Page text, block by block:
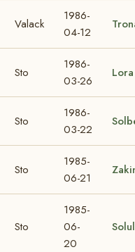
Valack
1986-
04-12
Sto
1986-
03-26
Sto
1986-
03-22
Sto
1985-
06-21
Sto
1985-
06-
20